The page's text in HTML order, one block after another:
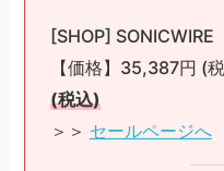
[SHOP] SONICWIRE
【価格】35,387円 (
(税込)
＞＞ セールページへ